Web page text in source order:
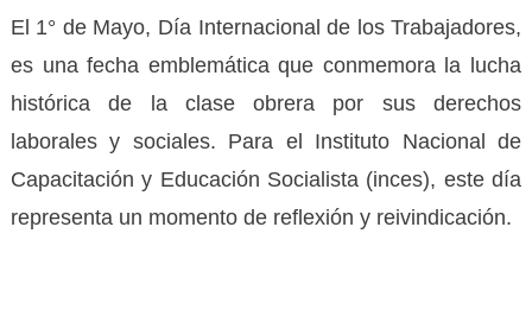
El 1° de Mayo, Día Internacional de los Trabajadores,
es una fecha emblemática que conmemora la lucha
histórica de la clase obrera por sus derechos
laborales y sociales. Para el Instituto Nacional de
Capacitación y Educación Socialista (inces), este día
representa un momento de reflexión y reivindicación.